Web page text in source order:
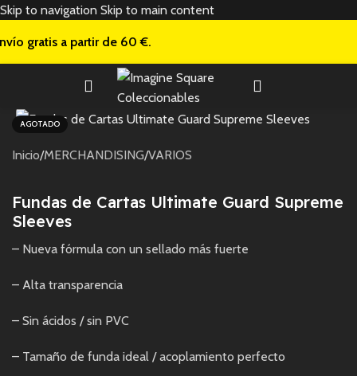
Skip to navigation Skip to main content
gratis a partir de 60 €.
AGOTADO
Inicio/MERCHANDISING/VARIOS
Fundas de Cartas Ultimate Guard Supreme
Sleeves
– Nueva fórmula con un sellado más fuerte
– Alta transparencia
– Sin ácidos / sin PVC
– Tamaño de funda ideal / acoplamiento perfecto